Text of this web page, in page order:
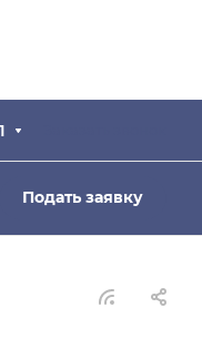
Подать заявку